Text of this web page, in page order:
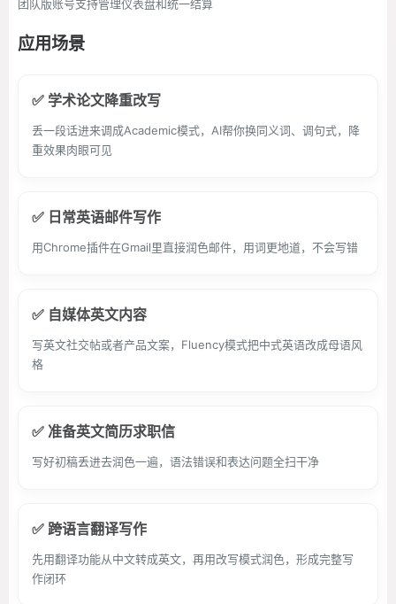
团队版账号支持管理仪表盘和统一结算
应用场景
✅ 学术论文降重改写
丢一段话进来调成Academic模式，AI帮你换同义词、调句式，降
重效果肉眼可见
✅ 日常英语邮件写作
用Chrome插件在Gmail里直接润色邮件，用词更地道，不会写错
✅ 自媒体英文内容
写英文社交帖或者产品文案，Fluency模式把中式英语改成母语风
格
✅ 准备英文简历求职信
写好初稿丢进去润色一遍，语法错误和表达问题全扫干净
✅ 跨语言翻译写作
先用翻译功能从中文转成英文，再用改写模式润色，形成完整写
作闭环